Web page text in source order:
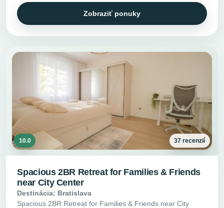
Zobraziť ponuky
10.0 37 recenzií
Spacious 2BR Retreat for Families & Friends
near City Center
Destinácia: Bratislava
Spacious 2BR Retreat for Families & Friends near City